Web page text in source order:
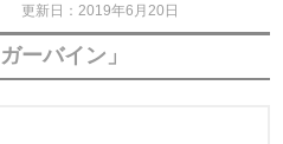
更新日：2019年6月20日
ーバイン」